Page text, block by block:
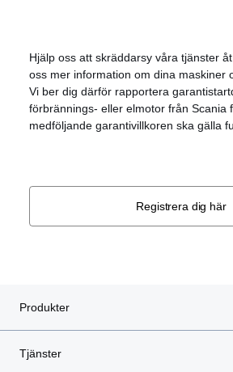
Hjälp oss att skräddarsy våra tjänster
oss mer information om dina maskiner
Vi ber dig därför rapportera
förbrännings- eller elmotor från Scania
medföljande garantivillkoren ska gälla
Registrera dig här
Produkter
Tjänster